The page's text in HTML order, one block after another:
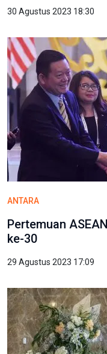
30 Agustus 2023 18:30
ANTARA
Pertemuan
ke-30
29 Agustus 2023 17:09